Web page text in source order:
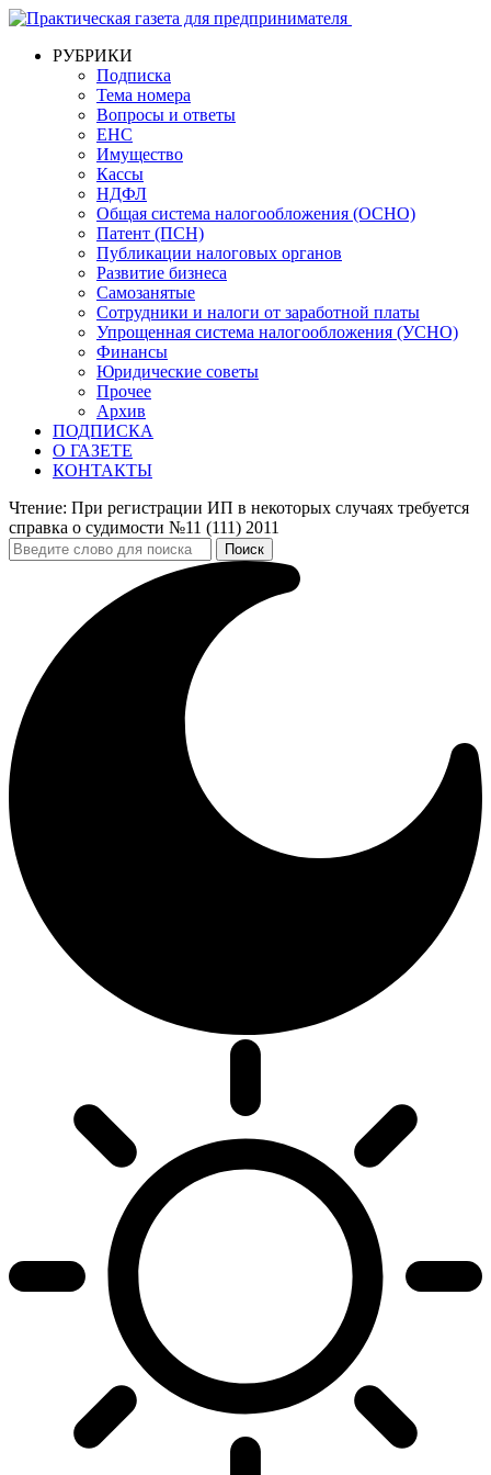
РУБРИКИ
Подписка
Тема номера
Вопросы и ответы
ЕНС
Имущество
Кассы
НДФЛ
Общая система налогообложения (ОСНО)
Патент (ПСН)
Публикации налоговых органов
Развитие бизнеса
Самозанятые
Сотрудники и налоги от заработной платы
Упрощенная система налогообложения (УСНО)
Финансы
Юридические советы
Прочее
Архив
ПОДПИСКА
О ГАЗЕТЕ
КОНТАКТЫ
Чтение: При регистрации ИП в некоторых случаях требуется
справка о судимости №11 (111) 2011